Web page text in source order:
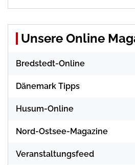
Unsere Online
Bredstedt-Online
Dänemark Tipps
Husum-Online
Nord-Ostsee-Magazine
Veranstaltungsfeed